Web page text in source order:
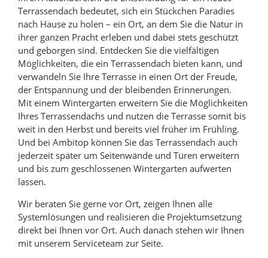
Terrassendach bedeutet, sich ein Stückchen Paradies
nach Hause zu holen – ein Ort, an dem Sie die Natur in
ihrer ganzen Pracht erleben und dabei stets geschützt
und geborgen sind. Entdecken Sie die vielfältigen
Möglichkeiten, die ein Terrassendach bieten kann, und
verwandeln Sie Ihre Terrasse in einen Ort der Freude,
der Entspannung und der bleibenden Erinnerungen.
Mit einem Wintergarten erweitern Sie die Möglichkeiten
Ihres Terrassendachs und nutzen die Terrasse somit bis
weit in den Herbst und bereits viel früher im Frühling.
Und bei Ambitop können Sie das Terrassendach auch
jederzeit später um Seitenwände und Türen erweitern
und bis zum geschlossenen Wintergarten aufwerten
lassen.
Wir beraten Sie gerne vor Ort, zeigen Ihnen alle
Systemlösungen und realisieren die Projektumsetzung
direkt bei Ihnen vor Ort. Auch danach stehen wir Ihnen
mit unserem Serviceteam zur Seite.